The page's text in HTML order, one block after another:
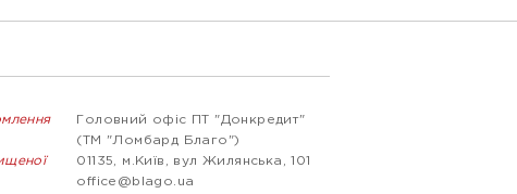
Головний офіс ПТ "Донкредит"
(ТМ "Ломбард Благо")
01135, м.Київ, вул Жилянська, 101
office@blago.ua